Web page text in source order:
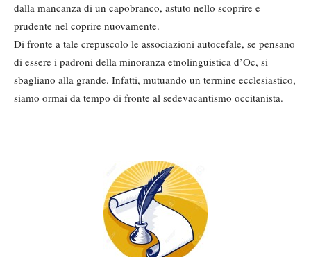
dalla mancanza di un capobranco, astuto nello scoprire e
prudente nel coprire nuovamente.
Di fronte a tale crepuscolo le associazioni autocefale, se pensano
di essere i padroni della minoranza etnolinguistica d’Oc, si
sbagliano alla grande. Infatti, mutuando un termine ecclesiastico,
siamo ormai da tempo di fronte al sedevacantismo occitanista.